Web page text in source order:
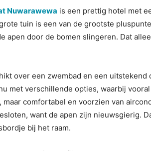
Nuwarawewa is een prettig hotel met
tuin is een van de grootste
apen door de bomen slingeren. Dat
over een zwembad en een uitstekend
met verschillende opties, waarbij
maar comfortabel en voorzien van
want de apen zijn nieuwsgierig.
bij het raam.